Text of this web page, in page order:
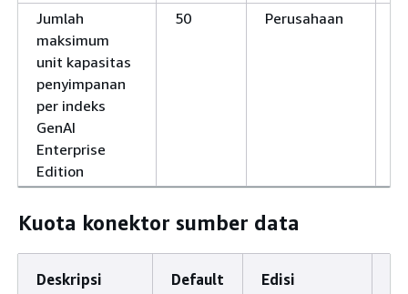
Jumlah
maksimum
unit kapasitas
penyimpanan
per indeks
GenAI
Enterprise
Edition
50 Perusahaan
Kuota konektor sumber data
Deskripsi Default Edisi